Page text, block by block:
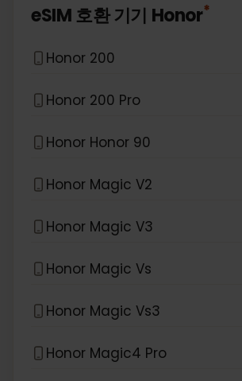
eSIM 호환 기기 Honor*
Honor 200
Honor 200 Pro
Honor Honor 90
Honor Magic V2
Honor Magic V3
Honor Magic Vs
Honor Magic Vs3
Honor Magic4 Pro